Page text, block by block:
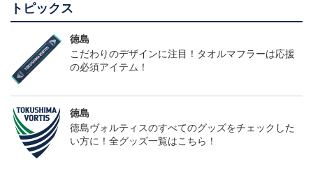
トピックス
徳島
こだわりのデザインに注目！タオルマフラーは応援
の必須アイテム！
徳島
徳島ヴォルティスのすべてのグッズをチェックした
い方に！全グッズ一覧はこちら！